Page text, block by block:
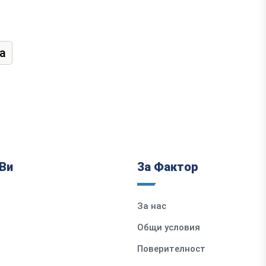
За Фактор
За нас
Общи условия
Поверителност